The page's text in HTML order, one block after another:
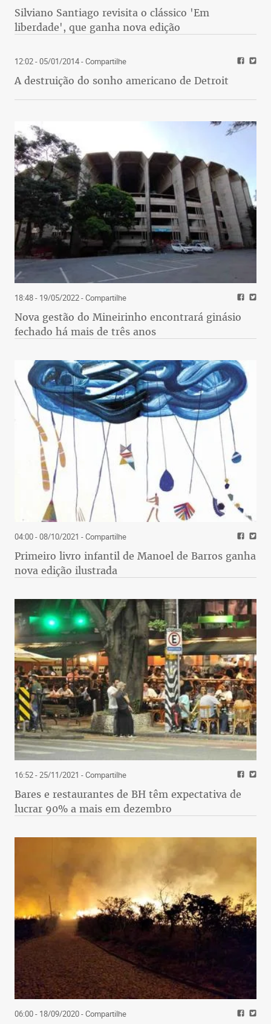
Silviano Santiago revisita o clássico 'Em
liberdade', que ganha nova edição
12:02 - 05/01/2014- Compartilhe
A destruição do sonho americano de Detroit
18:48 - 19/05/2022- Compartilhe
Nova gestão do Mineirinho encontrará ginásio
fechado há mais de três anos
04:00 - 08/10/2021 - Compartilhe
Primeiro livro infantil de Manoel de Barros ganha
nova edição ilustrada
16:52 - 25/11/2021 - Compartilhe
Bares e restaurantes de BH têm expectativa de
lucrar 90% a mais em dezembro
06:00 - 18/09/2020- Compartilhe